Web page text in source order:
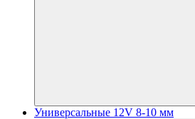
Универсальные 12V 8-10 мм